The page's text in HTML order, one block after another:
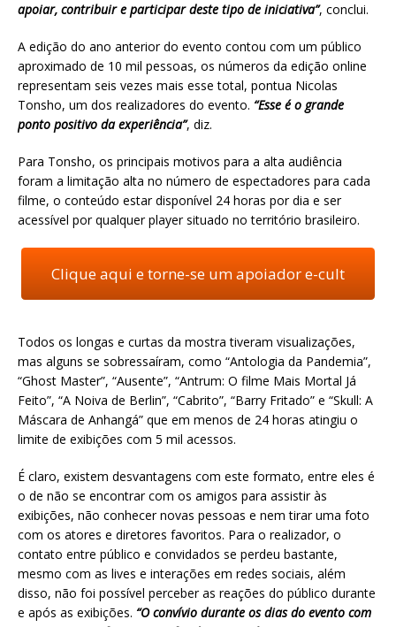
apoiar, contribuir e participar deste tipo de iniciativa”, conclui.
A edição do ano anterior do evento contou com um público
aproximado de 10 mil pessoas, os números da edição online
representam seis vezes mais esse total, pontua Nicolas
Tonsho, um dos realizadores do evento. “Esse é o grande
ponto positivo da experiência”, diz.
Para Tonsho, os principais motivos para a alta audiência
foram a limitação alta no número de espectadores para cada
filme, o conteúdo estar disponível 24 horas por dia e ser
acessível por qualquer player situado no território brasileiro.
Clique aqui e torne-se um apoiador e-cult
Todos os longas e curtas da mostra tiveram visualizações,
mas alguns se sobressaíram, como “Antologia da Pandemia”,
“Ghost Master”, “Ausente”, “Antrum: O filme Mais Mortal Já
Feito”, “A Noiva de Berlin”, “Cabrito”, “Barry Fritado” e “Skull: A
Máscara de Anhangá” que em menos de 24 horas atingiu o
limite de exibições com 5 mil acessos.
É claro, existem desvantagens com este formato, entre eles é
o de não se encontrar com os amigos para assistir às
exibições, não conhecer novas pessoas e nem tirar uma foto
com os atores e diretores favoritos. Para o realizador, o
contato entre público e convidados se perdeu bastante,
mesmo com as lives e interações em redes sociais, além
disso, não foi possível perceber as reações do público durante
e após as exibições. “O convívio durante os dias do evento com